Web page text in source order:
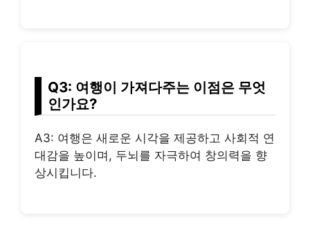
Q3: 여행이 가져다주는 이점은 무엇
인가요?
A3: 여행은 새로운 시각을 제공하고 사회적 연
대감을 높이며, 두뇌를 자극하여 창의력을 향
상시킵니다.